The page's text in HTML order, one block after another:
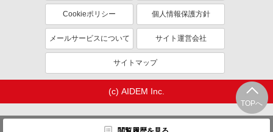
TOPへ
Cookieポリシー 個人情報保護方針
メールサービスについて サイト運営会社
サイトマップ
(c) AIDEM Inc.